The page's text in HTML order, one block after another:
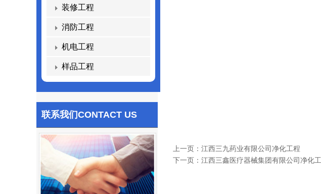
上一页： 江西三九药业有限公司净化工程
下一页： 江西三鑫医疗器械集团有限公司净化
装修工程
消防工程
机电工程
样品工程
联系我们CONTACT US